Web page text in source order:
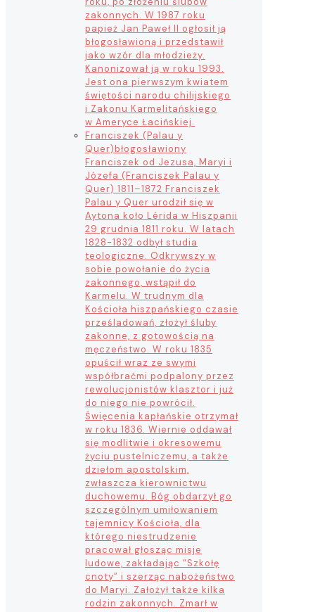
zakonnych. W 1987 roku
papież Jan Paweł II ogłosił ją
błogosławioną i przedstawił
jako wzór dla młodzieży.
Kanonizował ją w roku 1993.
Jest ona pierwszym kwiatem
świętości narodu chilijskiego
i Zakonu Karmelitańskiego
w Ameryce Łacińskiej.
Franciszek (Palau y
Quer)błogosławiony
Franciszek od Jezusa, Maryi i
Józefa (Franciszek Palau y
Quer) 1811–1872 Franciszek
Palau y Quer urodził się w
Aytona koło Lérida w Hiszpanii
29 grudnia 1811 roku. W latach
1828-1832 odbył studia
teologiczne. Odkrywszy w
sobie powołanie do życia
zakonnego, wstąpił do
Karmelu. W trudnym dla
Kościoła hiszpańskiego czasie
prześladowań, złożył śluby
zakonne, z gotowością na
męczeństwo. W roku 1835
opuścił wraz ze swymi
współbraćmi podpalony przez
rewolucjonistów klasztor i już
do niego nie powrócił.
Święcenia kapłańskie otrzymał
w roku 1836. Wiernie oddawał
się modlitwie i okresowemu
życiu pustelniczemu, a także
dziełom apostolskim,
zwłaszcza kierownictwu
duchowemu. Bóg obdarzył go
szczególnym umiłowaniem
tajemnicy Kościoła, dla
którego niestrudzenie
pracował głosząc misje
ludowe, zakładając “Szkołę
cnoty” i szerząc nabożeństwo
do Maryi. Założył także kilka
rodzin zakonnych. Zmarł w